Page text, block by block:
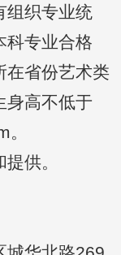
织专业统
科专业合格
在省份艺术类
身高不低于
供。